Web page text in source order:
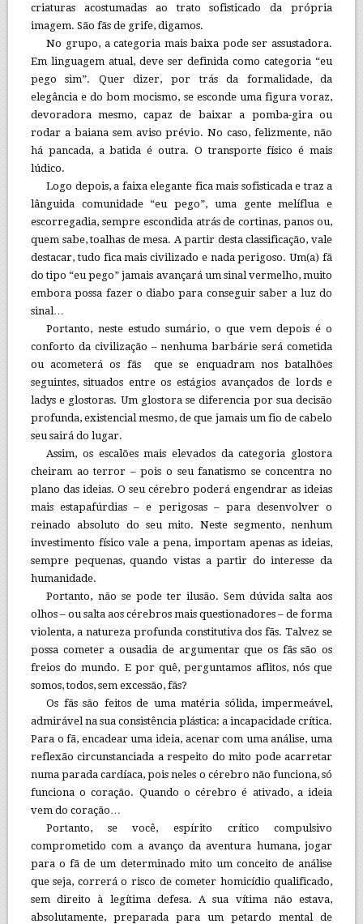
criaturas acostumadas ao trato sofisticado da própria
imagem. São fãs de grife, digamos.
No grupo, a categoria mais baixa pode ser assustadora.
Em linguagem atual, deve ser definida como categoria “eu
pego sim”. Quer dizer, por trás da formalidade, da
elegância e do bom mocismo, se esconde uma figura voraz,
devoradora mesmo, capaz de baixar a pomba-gira ou
rodar a baiana sem aviso prévio. No caso, felizmente, não
há pancada, a batida é outra. O transporte físico é mais
lúdico.
Logo depois, a faixa elegante fica mais sofisticada e traz a
lânguida comunidade “eu pego”, uma gente melíflua e
escorregadia, sempre escondida atrás de cortinas, panos ou,
quem sabe, toalhas de mesa. A partir desta classificação, vale
destacar, tudo fica mais civilizado e nada perigoso. Um(a) fã
do tipo “eu pego” jamais avançará um sinal vermelho, muito
embora possa fazer o diabo para conseguir saber a luz do
sinal…
Portanto, neste estudo sumário, o que vem depois é o
conforto da civilização – nenhuma barbárie será cometida
ou acometerá os fãs que se enquadram nos batalhões
seguintes, situados entre os estágios avançados de lords e
ladys e glostoras. Um glostora se diferencia por sua decisão
profunda, existencial mesmo, de que jamais um fio de cabelo
seu sairá do lugar.
Assim, os escalões mais elevados da categoria glostora
cheiram ao terror – pois o seu fanatismo se concentra no
plano das ideias. O seu cérebro poderá engendrar as ideias
mais estapafúrdias – e perigosas – para desenvolver o
reinado absoluto do seu mito. Neste segmento, nenhum
investimento físico vale a pena, importam apenas as ideias,
sempre pequenas, quando vistas a partir do interesse da
humanidade.
Portanto, não se pode ter ilusão. Sem dúvida salta aos
olhos – ou salta aos cérebros mais questionadores – de forma
violenta, a natureza profunda constitutiva dos fãs. Talvez se
possa cometer a ousadia de argumentar que os fãs são os
freios do mundo. E por quê, perguntamos aflitos, nós que
somos, todos, sem excessão, fãs?
Os fãs são feitos de uma matéria sólida, impermeável,
admirável na sua consistência plástica: a incapacidade crítica.
Para o fã, encadear uma ideia, acenar com uma análise, uma
reflexão circunstanciada a respeito do mito pode acarretar
numa parada cardíaca, pois neles o cérebro não funciona, só
funciona o coração. Quando o cérebro é ativado, a ideia
vem do coração…
Portanto, se você, espírito crítico compulsivo
comprometido com a avanço da aventura humana, jogar
para o fã de um determinado mito um conceito de análise
que seja, correrá o risco de cometer homicídio qualificado,
sem direito à legítima defesa. A sua vítima não estava,
absolutamente, preparada para um petardo mental de